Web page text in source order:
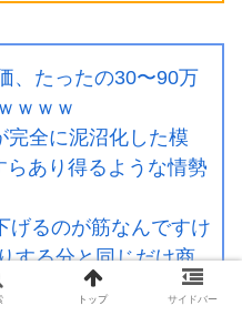
、たったの30〜90万
ｗｗｗ
完全に泥沼化した模
あり得るような情勢
げるのが筋なんですけ
する分と同じだけ商
変えない店も
トップ サイドバー